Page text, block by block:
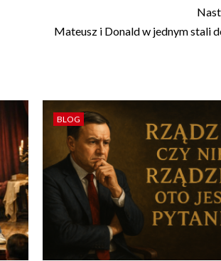
Mateusz i Donald w jednym stali
BLOG